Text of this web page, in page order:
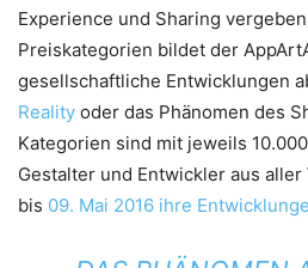
Experience und Sharing
Preiskategorien bildet der
gesellschaftliche Entwicklungen
Reality oder das Phänomen des
Kategorien sind mit jeweils
Gestalter und Entwickler aus
bis 09. Mai 2016 ihre